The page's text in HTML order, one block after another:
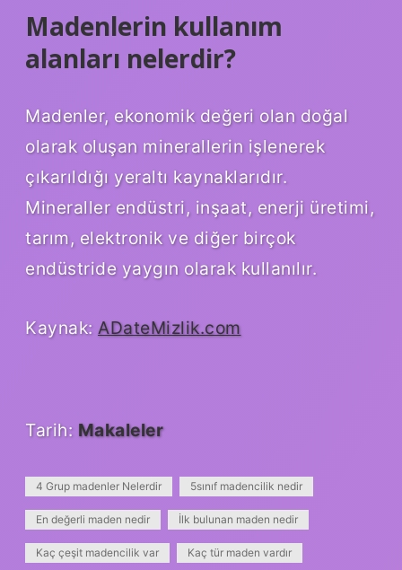
Madenlerin kullanım
alanları nelerdir?
Madenler, ekonomik değeri olan doğal
olarak oluşan minerallerin işlenerek
çıkarıldığı yeraltı kaynaklarıdır.
Mineraller endüstri, inşaat, enerji üretimi,
tarım, elektronik ve diğer birçok
endüstride yaygın olarak kullanılır.
Kaynak: ADateMizlik.com
Tarih: Makaleler
4 Grup madenler Nelerdir 5sınıf madencilik nedir
En değerli maden nedir İlk bulunan maden nedir
Kaç çeşit madencilik var Kaç tür maden vardır